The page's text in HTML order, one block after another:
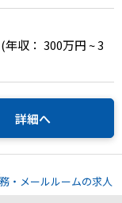
(年収： 300万円 ~ 3
詳細へ
・メールルームの求人